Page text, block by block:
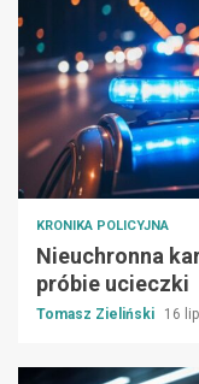
KRONIKA POLICYJNA
Nieuchronna
próbie ucieczki
Tomasz Zieliński 16